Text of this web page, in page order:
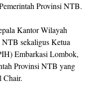
Provinsi NTB.
Kantor Wilayah
sekaligus Ketua
Embarkasi Lombok,
Provinsi NTB yang
Chair.